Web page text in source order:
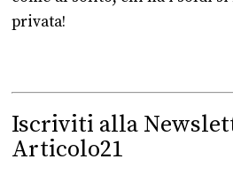
privata!
Iscriviti alla
Articolo21